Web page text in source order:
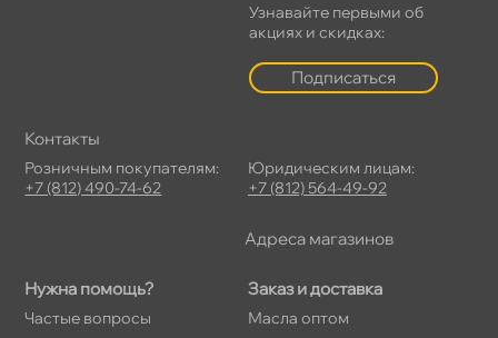
Нужна помощь?
Частые вопросы
Заказ и доставка
Масла оптом
Узнавайте первыми о
акциях и скидках:
Подписаться
Контакты
Розничным покупателям:
+7 (812) 490-74-62
Юридическим лицам:
+7 (812) 564-49-92
Адреса магазино